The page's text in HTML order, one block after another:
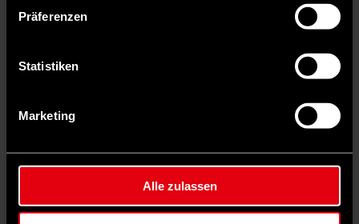
Präferenzen
Statistiken
Marketing
Alle zulassen
0 Kommentare Dark Mode